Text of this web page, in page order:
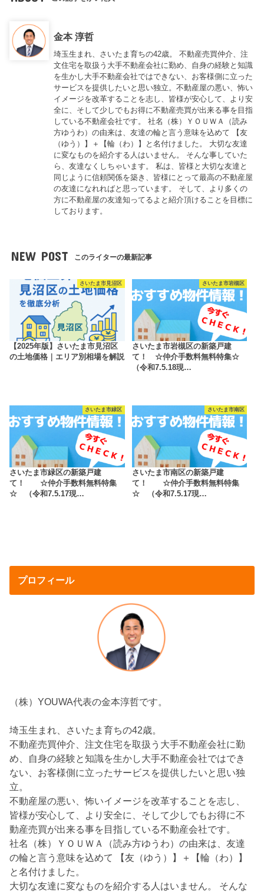
金本 淳哲
埼玉生まれ、さいたま育ちの42歳。 不動産売買仲介、注
文住宅を取扱う大手不動産会社に勤め、自身の経験と知識
を生かし大手不動産会社ではできない、お客様側に立った
サービスを提供したいと思い独立。不動産屋の悪い、怖い
イメージを改革することを志し、皆様が安心して、より安
全に、そして少しでもお得に不動産売買が出来る事を目指
している不動産会社です。 社名（株）ＹＯＵＷＡ（読み
方ゆうわ）の由来は、友達の輪と言う意味を込めて 【友
（ゆう）】＋【輪（わ）】と名付けました。 大切な友達
に変なものを紹介する人はいません。 そんな事していた
ら、友達なくしちゃいます。 私は、皆様と大切な友達と
同じように信頼関係を築き、皆様にとって最高の不動産屋
の友達になれればと思っています。 そして、より多くの
方に不動産屋の友達知ってるよと紹介頂けることを目標に
しております。
NEW POST このライターの最新記事
さいたま市見沼区
【2025年版】さいたま市見沼区
の土地価格｜エリア別相場を解説
さいたま市岩槻区
さいたま市岩槻区の新築戸建
て！ ☆仲介手数料無料特集☆
（令和7.5.18現…
さいたま市緑区
さいたま市緑区の新築戸建
て！ ☆仲介手数料無料特集
☆ （令和7.5.17現…
さいたま市南区
さいたま市南区の新築戸建
て！ ☆仲介手数料無料特集
☆ （令和7.5.17現…
プロフィール
（株）YOUWA代表の金本淳哲です。
埼玉生まれ、さいたま育ちの42歳。
不動産売買仲介、注文住宅を取扱う大手不動産会社に勤
め、自身の経験と知識を生かし大手不動産会社ではでき
ない、お客様側に立ったサービスを提供したいと思い独
立。
不動産屋の悪い、怖いイメージを改革することを志し、
皆様が安心して、より安全に、そして少しでもお得に不
動産売買が出来る事を目指している不動産会社です。
社名（株）ＹＯＵＷＡ（読み方ゆうわ）の由来は、友達
の輪と言う意味を込めて 【友（ゆう）】＋【輪（わ）】
と名付けました。
大切な友達に変なものを紹介する人はいません。 そんな